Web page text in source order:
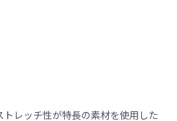
レッチ性が特長の素材を使用した